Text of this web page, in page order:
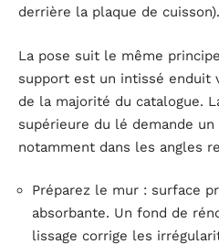
derrière la plaque de cuisson).
La pose suit le même
support est un intissé enduit
de la majorité du catalogue.
supérieure du lé demande
notamment dans les angles
Préparez le mur : surface
absorbante. Un fond de
lissage corrige les